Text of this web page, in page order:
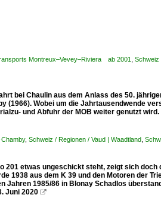
Montreux–Vevey–Riviera ab 2001 Schweiz
bei Chaulin aus dem Anlass des 50.
(1966). Wobei um die Jahrtausendwende
und Abfuhr der MOB weiter genutzt wird.
, Schweiz / Regionen / Vaud | Waadtland
etwas ungeschickt steht, zeigt sich doch
1938 aus dem K 39 und den Motoren der
Jahren 1985/86 in Blonay Schadlos
Juni 2020 